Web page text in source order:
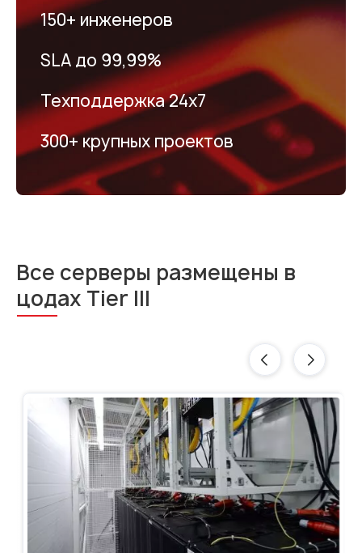
150+ инженеров
SLA до 99,99%
Техподдержка 24х7
300+ крупных проектов
Все серверы размещены в
цодах Tier III